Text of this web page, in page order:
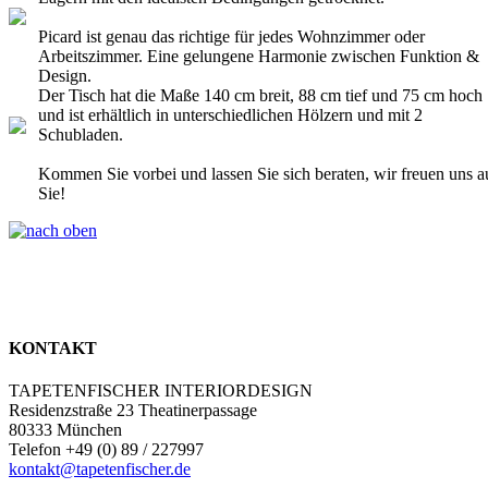
Picard ist genau das richtige für jedes Wohnzimmer oder
Arbeitszimmer. Eine gelungene Harmonie zwischen Funktion &
Design.
Der Tisch hat die Maße 140 cm breit, 88 cm tief und 75 cm hoch
und ist erhältlich in unterschiedlichen Hölzern und mit 2
Schubladen.
Kommen Sie vorbei und lassen Sie sich beraten, wir freuen uns
Sie!
KONTAKT
TAPETENFISCHER INTERIORDESIGN
Residenzstraße 23 Theatinerpassage
80333 München
Telefon +49 (0) 89 / 227997
kontakt@tapetenfischer.de